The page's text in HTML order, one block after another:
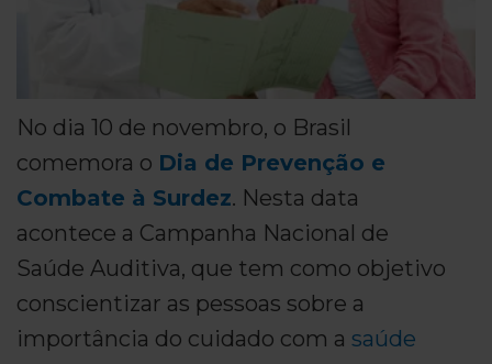
No dia 10 de novembro, o Brasil
comemora o Dia de Prevenção e
Combate à Surdez. Nesta data
acontece a Campanha Nacional de
Saúde Auditiva, que tem como objetivo
conscientizar as pessoas sobre a
importância do cuidado com a saúde